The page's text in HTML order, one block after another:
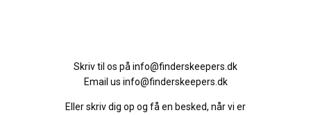
Skriv til os på info@finderskeepers.dk
Email us info@finderskeepers.dk
Eller skriv dig op og få en besked, når vi er